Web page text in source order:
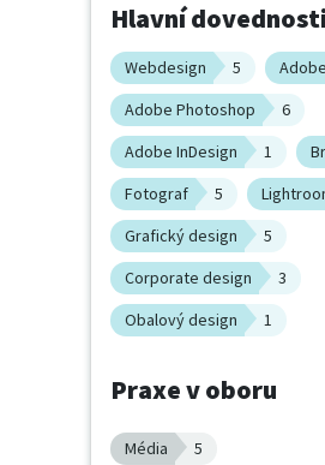
Hlavní dovednosti
Webdesign 5
Adobe Photoshop
6
Adobe InDesign
1
Fotograf
5
Grafický design
5
Corporate design
3
Obalový design
1
Praxe v oboru
Média 5